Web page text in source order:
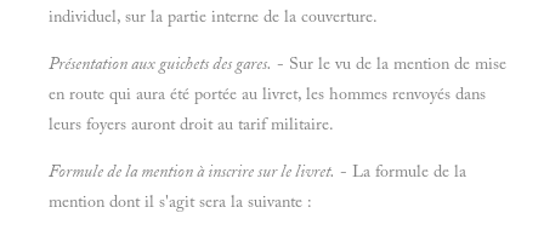
individuel, sur la partie interne de la couverture.
Présentation aux guichets des gares. - Sur le vu de la mention de mise
en route qui aura été portée au livret, les hommes renvoyés dans
leurs foyers auront droit au tarif militaire.
Formule de la mention à inscrire sur le livret. - La formule de la
mention dont il s'agit sera la suivante :